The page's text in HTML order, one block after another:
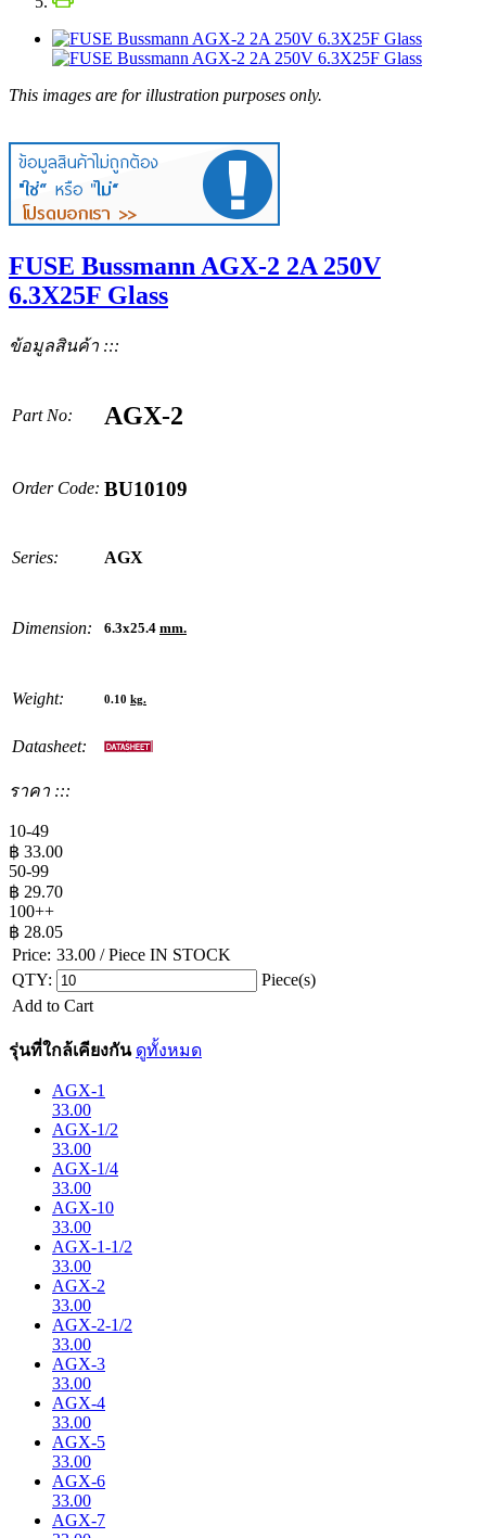
This images are for illustration purposes only.
FUSE Bussmann AGX-2 2A 250V
6.3X25F Glass
ข้อมูลสินค้า :::
Part No: AGX-2
Order Code: BU10109
Series: AGX
Dimension: 6.3x25.4 mm.
Weight: 0.10 kg.
Datasheet:
ราคา :::
10-49
฿ 33.00
50-99
฿ 29.70
100++
฿ 28.05
Price: 33.00 / Piece IN STOCK
QTY:
Piece(s)
Add to Cart
รุ่นที่ใกล้เคียงกัน ดูทั้งหมด
AGX-1
33.00
AGX-1/2
33.00
AGX-1/4
33.00
AGX-10
33.00
AGX-1-1/2
33.00
AGX-2
33.00
AGX-2-1/2
33.00
AGX-3
33.00
AGX-4
33.00
AGX-5
33.00
AGX-6
33.00
AGX-7